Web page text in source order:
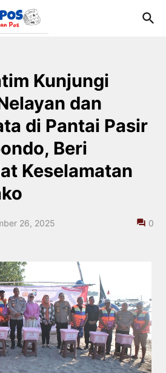
Kunjungi
dan
di Pantai Pasir
Beri
Keselamatan
26, 2025 0